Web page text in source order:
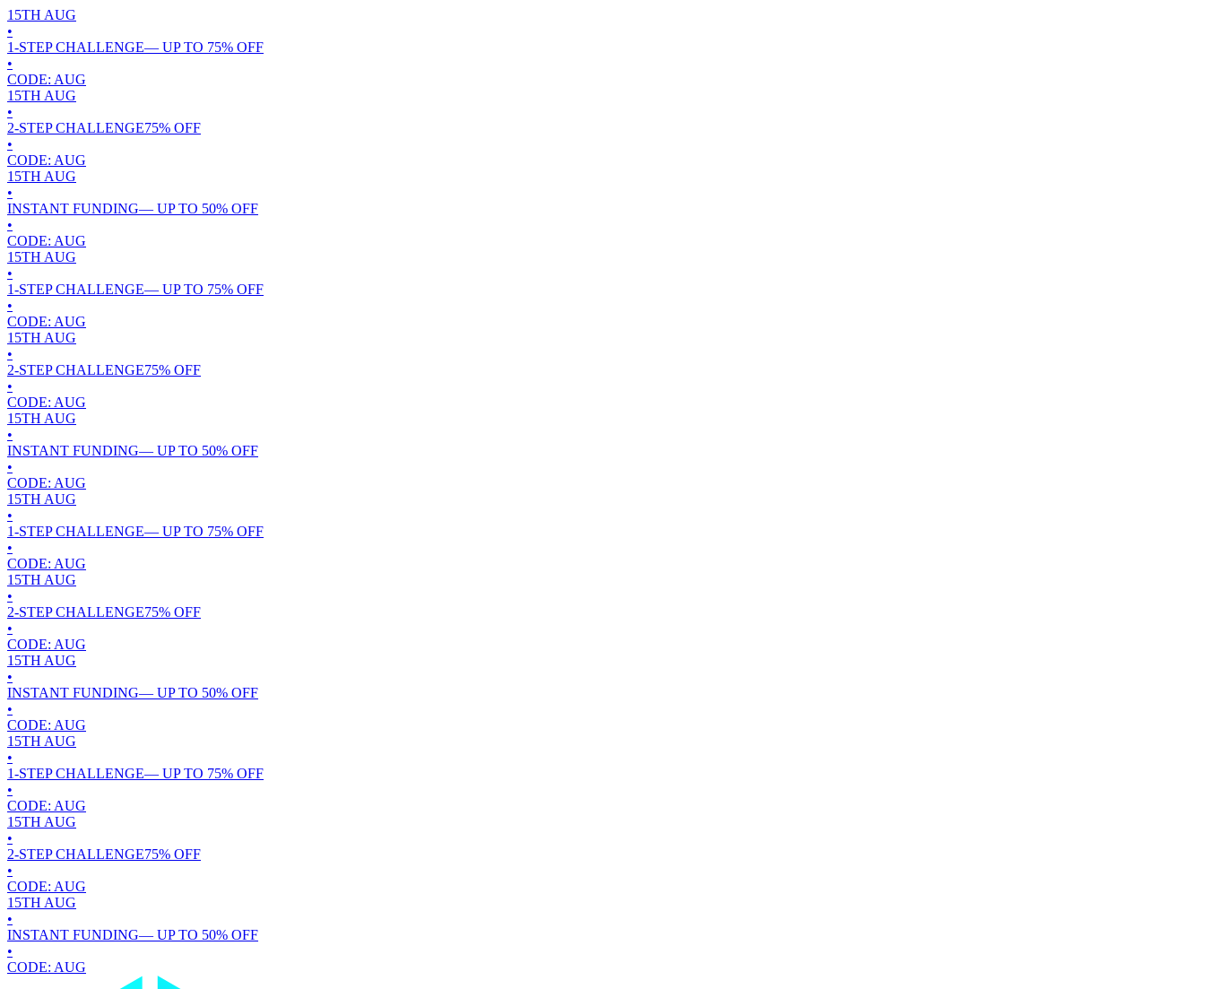
15TH AUG
•
1-STEP CHALLENGE— UP TO 75% OFF
•
CODE: AUG
15TH AUG
•
2-STEP CHALLENGE75% OFF
•
CODE: AUG
15TH AUG
•
INSTANT FUNDING— UP TO 50% OFF
•
CODE: AUG
15TH AUG
•
1-STEP CHALLENGE— UP TO 75% OFF
•
CODE: AUG
15TH AUG
•
2-STEP CHALLENGE75% OFF
•
CODE: AUG
15TH AUG
•
INSTANT FUNDING— UP TO 50% OFF
•
CODE: AUG
15TH AUG
•
1-STEP CHALLENGE— UP TO 75% OFF
•
CODE: AUG
15TH AUG
•
2-STEP CHALLENGE75% OFF
•
CODE: AUG
15TH AUG
•
INSTANT FUNDING— UP TO 50% OFF
•
CODE: AUG
15TH AUG
•
1-STEP CHALLENGE— UP TO 75% OFF
•
CODE: AUG
15TH AUG
•
2-STEP CHALLENGE75% OFF
•
CODE: AUG
15TH AUG
•
INSTANT FUNDING— UP TO 50% OFF
•
CODE: AUG